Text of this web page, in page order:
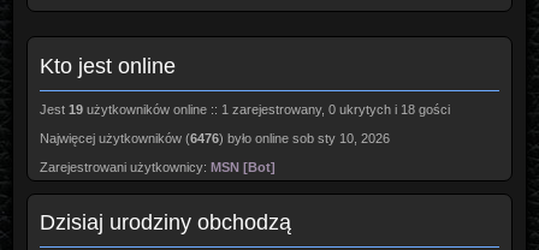
Kto jest online
Jest 19użytkowników online :: 1 zarejestrowany, 0 ukrytych i 18 gości
Najwięcej użytkowników (6476) było online sob sty 10, 2026
Zarejestrowani użytkownicy: MSN [Bot]
Dzisiaj urodziny obchodzą